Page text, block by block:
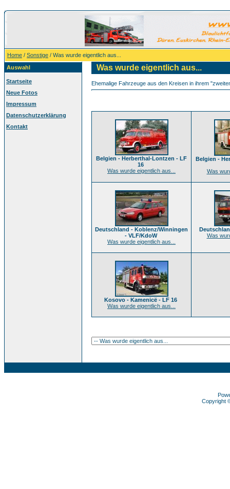
Home / Sonstige / Was wurde eigentlich aus...
Auswahl
Startseite
Neue Fotos
Impressum
Datenschutzerklärung
Kontakt
Was wurde eigentlich aus...
Ehemalige Fahrzeuge aus den Kreisen in ihrem
Belgien - Herberthal-Lontzen - LF
16
Was wurde eigentlich aus...
Belgien -
Was
Deutschland - Koblenz/Winningen
- VLF/KdoW
Was wurde eigentlich aus...
Was
Kosovo - Kamenicë - LF 16
Was wurde eigentlich aus...
Copyright